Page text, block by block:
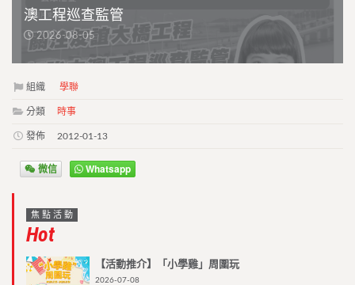
澳工程巡查監管
2026-08-05
組織 學聯
分類 時事
發佈 2012-01-13
微信 Whatsapp
焦點活動
Hot
【活動推介】「小學雞」周圍玩
2026-07-08